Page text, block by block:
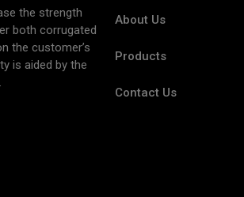
the strength
both corrugated
the customer’s
is aided by the
About Us
Products
Contact Us